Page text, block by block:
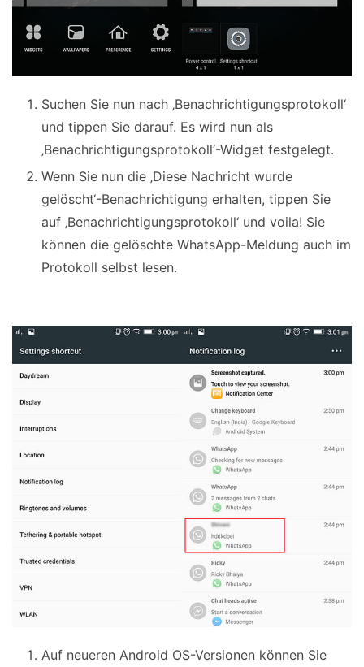
Suchen Sie nun nach ‚Benachrichtigungsprotokoll‘
und tippen Sie darauf. Es wird nun als
‚Benachrichtigungsprotokoll‘-Widget festgelegt.
Wenn Sie nun die ‚Diese Nachricht wurde
gelöscht‘-Benachrichtigung erhalten, tippen Sie
auf ‚Benachrichtigungsprotokoll‘ und voila! Sie
können die gelöschte WhatsApp-Meldung auch im
Protokoll selbst lesen.
Auf neueren Android OS-Versionen können Sie